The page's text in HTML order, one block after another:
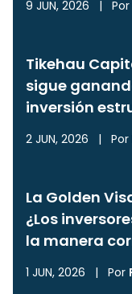
9 JUN, 2026 | Por
Tikehau
sigue
inversión
2 JUN, 2026 | Por
La Golden
¿Los
la manera
1 JUN, 2026 | Por